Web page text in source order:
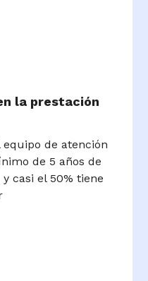
la prestación
de atención
de 5 años de
casi el 50% tiene